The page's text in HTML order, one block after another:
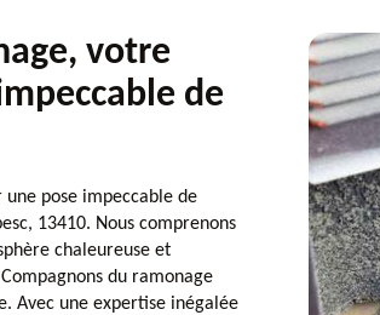
votre
de
pose impeccable de
13410. Nous comprenons
chaleureuse et
du ramonage
Avec une expertise inégalée